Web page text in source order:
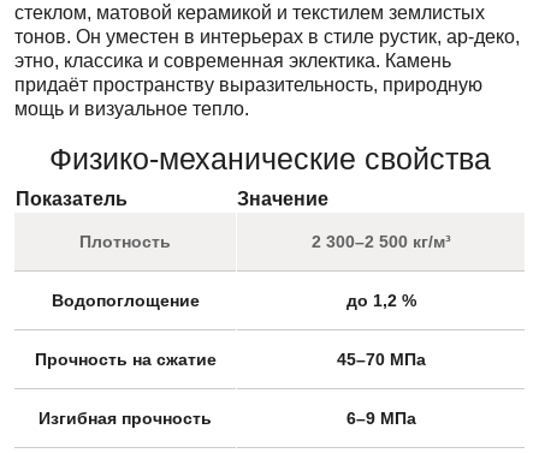
стеклом, матовой керамикой и текстилем землистых
тонов. Он уместен в интерьерах в стиле рустик, ар-деко,
этно, классика и современная эклектика. Камень
придаёт пространству выразительность, природную
мощь и визуальное тепло.
Физико-механические свойства
Показатель Значение
Плотность 2 300–2 500 кг/м³
Водопоглощение до 1,2 %
Прочность на сжатие 45–70 МПа
Изгибная прочность 6–9 МПа